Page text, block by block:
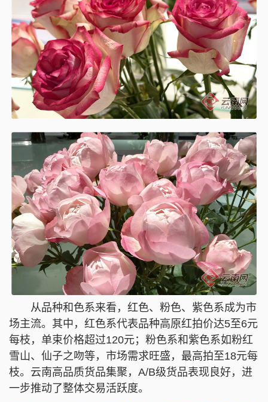
从品种和色系来看，红色、粉色、紫色系成为市
场主流。其中，红色系代表品种高原红拍价达5至6元
每枝，单束价格超过120元；粉色系和紫色系如粉红
雪山、仙子之吻等，市场需求旺盛，最高拍至18元每
枝。云南高品质货品集聚，A/B级货品表现良好，进
一步推动了整体交易活跃度。